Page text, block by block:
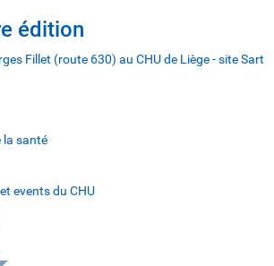
édition
Fillet (route 630) au CHU de Liège - site Sart
la santé
events du CHU